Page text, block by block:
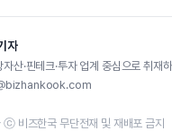
자
자산·핀테크·투자 업계 중심으로 취재
ⓒ 비즈한국 무단전재 및 재배포 금지